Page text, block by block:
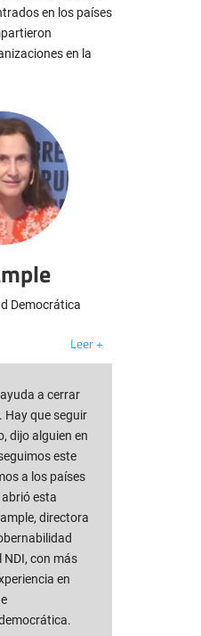
en los países
en la
Democrática
Leer +
a cerrar
que seguir
dijo alguien en
este
a los países
abrió esta
directora
NDI, con más
en